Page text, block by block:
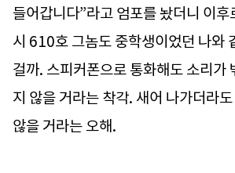
들어갑니다”라고 엄포를 놨더니 이
시 610호 그놈도 중학생이었던 나와
걸까. 스피커폰으로 통화해도 소리가
지 않을 거라는 착각. 새어 나가더라
않을 거라는 오해.